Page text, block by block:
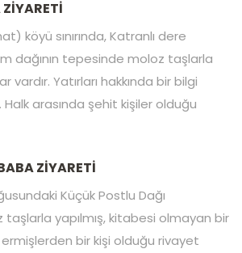
köyü sınırında, Katranlı dere
dağının tepesinde moloz taşlarla
Yatırları hakkında bir bilgi
arasında şehit kişiler olduğu
ZİYARETİ
Küçük Postlu Dağı
taşlarla yapılmış, kitabesi olmayan bir
ermişlerden bir kişi olduğu rivayet